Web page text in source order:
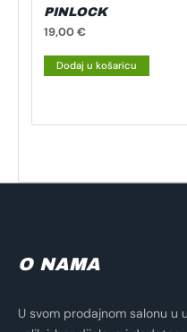
PINLOCK
19,00€
Dodaj u košaricu
O NAMA
U svom prodajnom salonu u